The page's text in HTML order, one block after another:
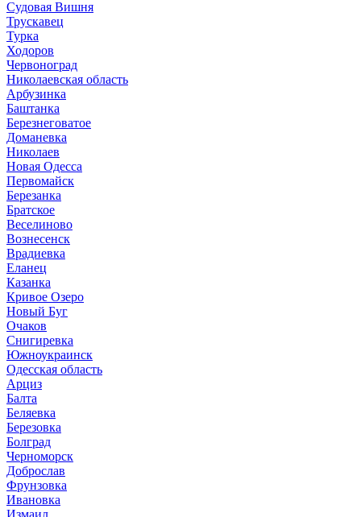
Судовая Вишня
Трускавец
Турка
Ходоров
Червоноград
Николаевская область
Арбузинка
Баштанка
Березнеговатое
Доманевка
Николаев
Новая Одесса
Первомайск
Березанка
Братское
Веселиново
Вознесенск
Врадиевка
Еланец
Казанка
Кривое Озеро
Новый Буг
Очаков
Снигиревка
Южноукраинск
Одесская область
Арциз
Балта
Беляевка
Березовка
Болград
Черноморск
Доброслав
Фрунзовка
Ивановка
Измаил